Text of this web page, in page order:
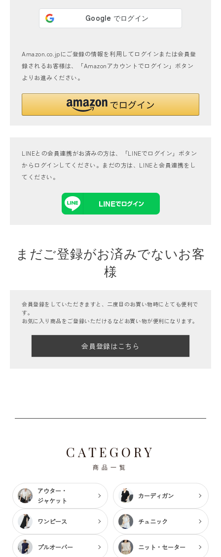
会員ステージ特典プログラムについて
Amazon.co.jpにご登録の情報を利用してログインまたは会員登
録されるお客様は、「Amazonアカウントでログイン」ボタン
よりお進みください。
LINEとの会員連携がお済みの方は、「LINEでログイン」ボタン
からログインしてください。まだの方は、 LINEと会員連携をし
てください。
まだご登録がお済みでないお客
様
会員登録をしていただきますと、二度目のお買い物時にとても便利で
す。
お気に入り商品をご登録いただけるなどお買い物が便利になります。
会員登録はこちら
CATEGORY
商品一覧
アウター・
ジャケット
カーディガン
ワンピース チュニック
プルオーバー ニット・セーター